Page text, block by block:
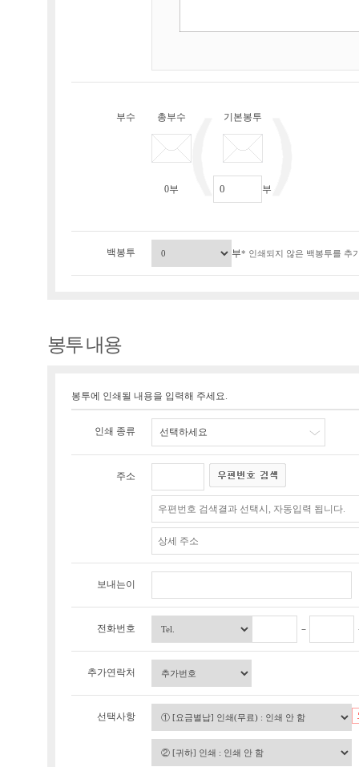
부수 총부수
0부
기본봉투
부
백봉투 부* 인쇄되지 않은 백봉투를 추
봉투 내용
봉투에 인쇄될 내용을 입력해 주세요.
인쇄 종류 선택하세요
주소
보내는이
전화번호
추가연락처
선택사항